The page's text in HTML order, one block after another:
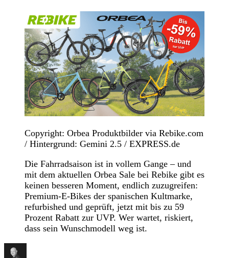
Copyright: Orbea Produktbilder via Rebike.com
/ Hintergrund: Gemini 2.5 / EXPRESS.de
Die Fahrradsaison ist in vollem Gange – und
mit dem aktuellen Orbea Sale bei Rebike gibt es
keinen besseren Moment, endlich zuzugreifen:
Premium-E-Bikes der spanischen Kultmarke,
refurbished und geprüft, jetzt mit bis zu 59
Prozent Rabatt zur UVP. Wer wartet, riskiert,
dass sein Wunschmodell weg ist.